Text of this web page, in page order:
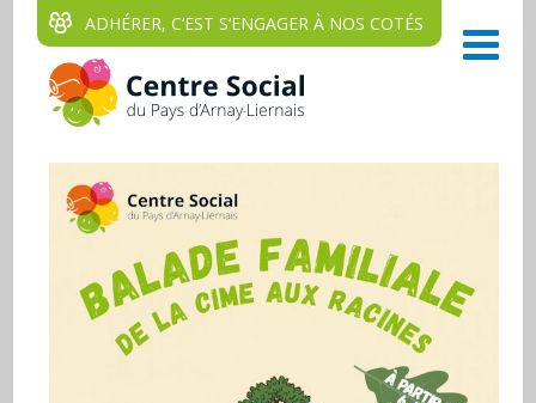
ADHÉRER, C‘EST S‘ENGAGER À NOS COTÉS